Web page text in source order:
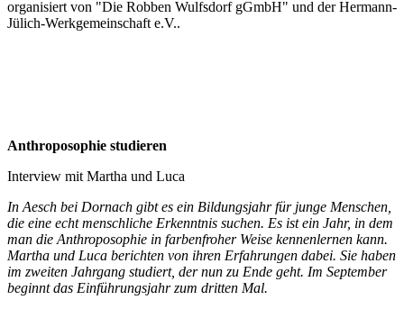
organisiert von "Die Robben Wulfsdorf gGmbH" und der Hermann-
Jülich-Werkgemeinschaft e.V..
Anthroposophie studieren
Interview mit Martha und Luca
In Aesch bei Dornach gibt es ein Bildungsjahr für junge Menschen,
die eine echt menschliche Erkenntnis suchen. Es ist ein Jahr, in dem
man die Anthroposophie in farbenfroher Weise kennenlernen kann.
Martha und Luca berichten von ihren Erfahrungen dabei. Sie haben
im zweiten Jahrgang studiert, der nun zu Ende geht. Im September
beginnt das Einführungsjahr zum dritten Mal.